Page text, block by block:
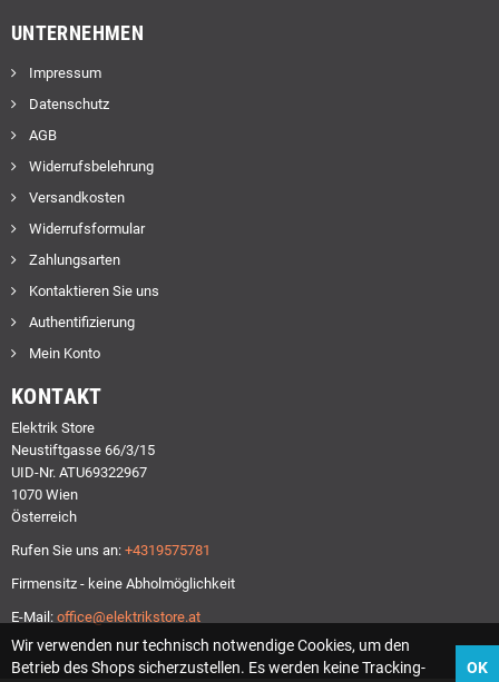
UNTERNEHMEN
Impressum
Datenschutz
AGB
Widerrufsbelehrung
Versandkosten
Widerrufsformular
Zahlungsarten
Kontaktieren Sie uns
Authentifizierung
Mein Konto
KONTAKT
Elektrik Store
Neustiftgasse 66/3/15
UID-Nr. ATU69322967
1070 Wien
Österreich
Rufen Sie uns an: +4319575781
Firmensitz - keine Abholmöglichkeit
E-Mail: office@elektrikstore.at
Wir verwenden nur technisch notwendige Cookies, um den
Betrieb des Shops sicherzustellen. Es werden keine Tracking-
OK